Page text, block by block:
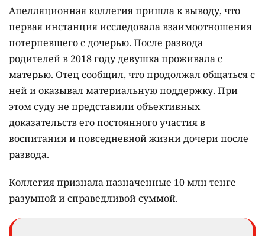
Апелляционная коллегия пришла к выводу, что
первая инстанция исследовала взаимоотношения
потерпевшего с дочерью. После развода
родителей в 2018 году девушка проживала с
матерью. Отец сообщил, что продолжал общаться с
ней и оказывал материальную поддержку. При
этом суду не представили объективных
доказательств его постоянного участия в
воспитании и повседневной жизни дочери после
развода.
Коллегия признала назначенные 10 млн тенге
разумной и справедливой суммой.